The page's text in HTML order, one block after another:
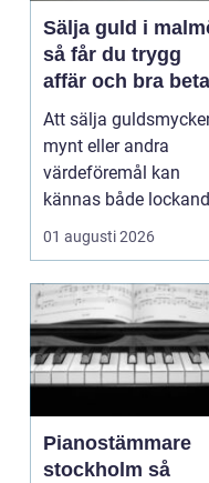
Sälja guld i
så får du trygg
affär och bra
Att sälja
mynt eller andra
värdeföremål kan
kännas både
och osäkert på
01 augusti 2026
Pianostämmare
stockholm så